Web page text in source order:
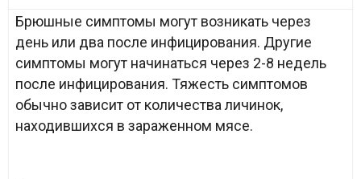
Брюшные симптомы могут возникать через
день или два после инфицирования. Другие
симптомы могут начинаться через 2-8 недель
после инфицирования. Тяжесть симптомов
обычно зависит от количества личинок,
находившихся в зараженном мясе.